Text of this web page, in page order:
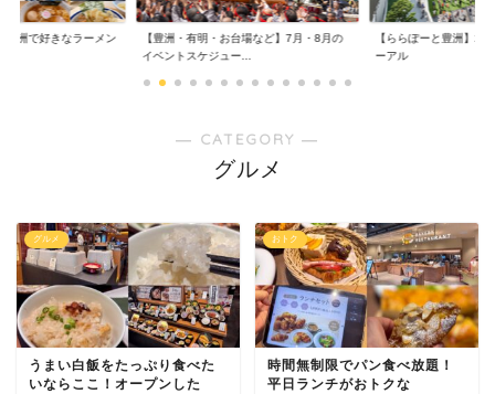
お台場など】7月・8月の
【ららぽーと豊洲】2026年大規模リニュ
ーアル
【豊洲 千客万来
る！割引料金やク
― CATEGORY ―
グルメ
グルメ
うまい白飯をたっぷり食べた
いならここ！オープンした
おトク
時間無制限でパン食べ放題！
平日ランチがおトクな